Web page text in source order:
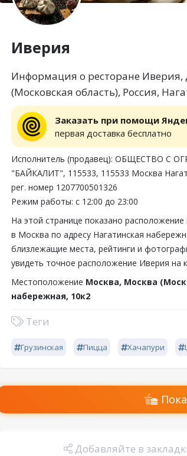
Иверия
Информация о ресторане Иверия,
(Московская область), Россия,
Заказать при помощи
первая доставка бесплатно
Исполнитель (продавец): ОБЩЕСТВО С
"БАЙКАЛИТ", 115533, 115533 Москва
рег. номер 1207700501326
Режим работы: с 12:00 до 23:00
На этой странице показано
в Москва по адресу Нагатинская
близлежащие места, рейтинги и
увидеть точное расположение Иверия на
Местоположение Москва, Москва
набережная, 10к2
Теги
Грузинская Пицца Хачапури
Добавляйте в